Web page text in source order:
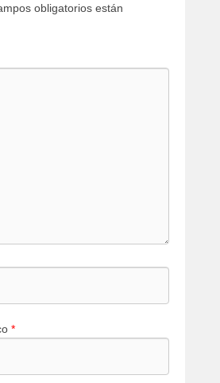
obligatorios están
*